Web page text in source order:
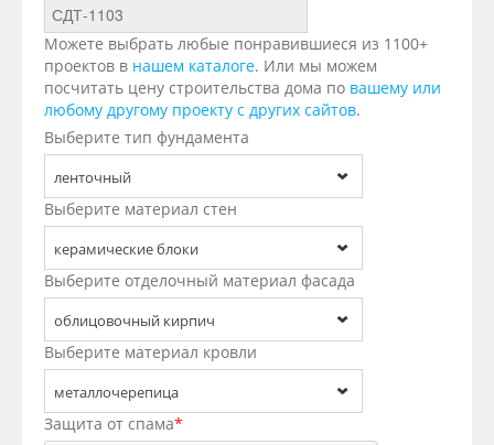
Можете выбрать любые понравившиеся из 1100+
проектов в нашем каталоге. Или мы можем
посчитать цену строительства дома по вашему или
любому другому проекту с других сайтов.
Выберите тип фундамента
ленточный
Выберите материал стен
керамические блоки
Выберите отделочный материал фасада
облицовочный кирпич
Выберите материал кровли
металлочерепица
Защита от спама*